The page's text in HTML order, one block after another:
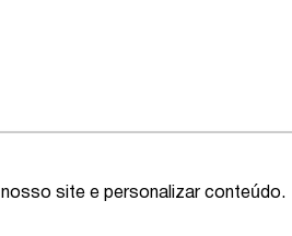
site e personalizar conteúdo.